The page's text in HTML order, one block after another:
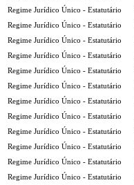
Regime Jurídico Único - Estatutário
Regime Jurídico Único - Estatutário
Regime Jurídico Único - Estatutário
Regime Jurídico Único - Estatutário
Regime Jurídico Único - Estatutário
Regime Jurídico Único - Estatutário
Regime Jurídico Único - Estatutário
Regime Jurídico Único - Estatutário
Regime Jurídico Único - Estatutário
Regime Jurídico Único - Estatutário
Regime Jurídico Único - Estatutário
Regime Jurídico Único - Estatutário